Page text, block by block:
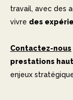
travail, avec des
vivre des
Contactez-nous
prestations
enjeux